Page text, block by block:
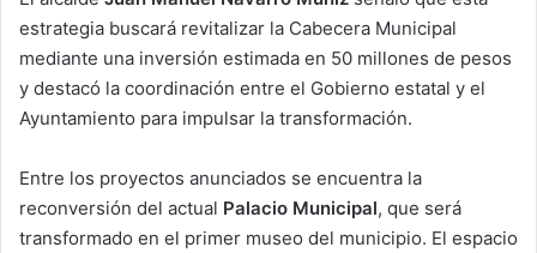
estrategia buscará revitalizar la Cabecera Municipal
mediante una inversión estimada en 50 millones de pesos
y destacó la coordinación entre el Gobierno estatal y el
Ayuntamiento para impulsar la transformación.
Entre los proyectos anunciados se encuentra la
reconversión del actual Palacio Municipal, que será
transformado en el primer museo del municipio. El espacio